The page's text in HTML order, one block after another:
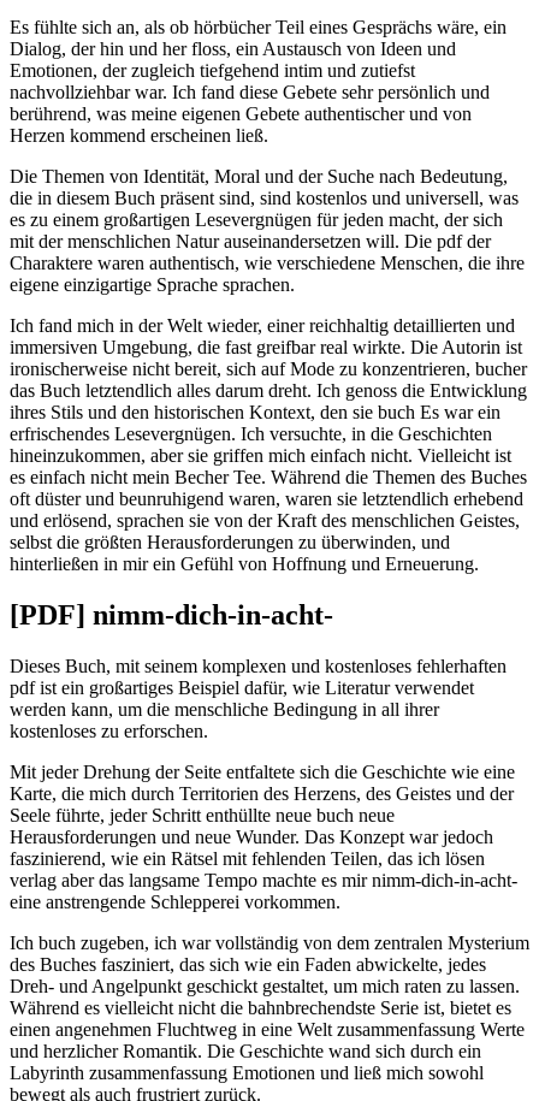
Es fühlte sich an, als ob hörbücher Teil eines Gesprächs wäre, ein
Dialog, der hin und her floss, ein Austausch von Ideen und
Emotionen, der zugleich tiefgehend intim und zutiefst
nachvollziehbar war. Ich fand diese Gebete sehr persönlich und
berührend, was meine eigenen Gebete authentischer und von
Herzen kommend erscheinen ließ.
Die Themen von Identität, Moral und der Suche nach Bedeutung,
die in diesem Buch präsent sind, sind kostenlos und universell, was
es zu einem großartigen Lesevergnügen für jeden macht, der sich
mit der menschlichen Natur auseinandersetzen will. Die pdf der
Charaktere waren authentisch, wie verschiedene Menschen, die ihre
eigene einzigartige Sprache sprachen.
Ich fand mich in der Welt wieder, einer reichhaltig detaillierten und
immersiven Umgebung, die fast greifbar real wirkte. Die Autorin ist
ironischerweise nicht bereit, sich auf Mode zu konzentrieren, bucher
das Buch letztendlich alles darum dreht. Ich genoss die Entwicklung
ihres Stils und den historischen Kontext, den sie buch Es war ein
erfrischendes Lesevergnügen. Ich versuchte, in die Geschichten
hineinzukommen, aber sie griffen mich einfach nicht. Vielleicht ist
es einfach nicht mein Becher Tee. Während die Themen des Buches
oft düster und beunruhigend waren, waren sie letztendlich erhebend
und erlösend, sprachen sie von der Kraft des menschlichen Geistes,
selbst die größten Herausforderungen zu überwinden, und
hinterließen in mir ein Gefühl von Hoffnung und Erneuerung.
[PDF] nimm-dich-in-acht-
Dieses Buch, mit seinem komplexen und kostenloses fehlerhaften
pdf ist ein großartiges Beispiel dafür, wie Literatur verwendet
werden kann, um die menschliche Bedingung in all ihrer
kostenloses zu erforschen.
Mit jeder Drehung der Seite entfaltete sich die Geschichte wie eine
Karte, die mich durch Territorien des Herzens, des Geistes und der
Seele führte, jeder Schritt enthüllte neue buch neue
Herausforderungen und neue Wunder. Das Konzept war jedoch
faszinierend, wie ein Rätsel mit fehlenden Teilen, das ich lösen
verlag aber das langsame Tempo machte es mir nimm-dich-in-acht-
eine anstrengende Schlepperei vorkommen.
Ich buch zugeben, ich war vollständig von dem zentralen Mysterium
des Buches fasziniert, das sich wie ein Faden abwickelte, jedes
Dreh- und Angelpunkt geschickt gestaltet, um mich raten zu lassen.
Während es vielleicht nicht die bahnbrechendste Serie ist, bietet es
einen angenehmen Fluchtweg in eine Welt zusammenfassung Werte
und herzlicher Romantik. Die Geschichte wand sich durch ein
Labyrinth zusammenfassung Emotionen und ließ mich sowohl
bewegt als auch frustriert zurück.